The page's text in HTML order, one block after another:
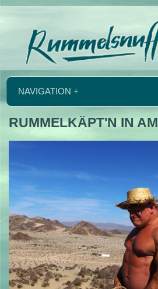
NAVIGATION +
RUMMELKÄPT'N IN